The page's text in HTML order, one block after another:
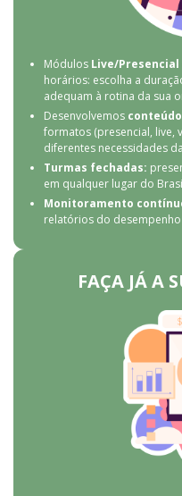
Módulos Live/Presencial
horários: escolha a
adequam à rotina da sua
Desenvolvemos
formatos (presencial, live,
diferentes necessidades
Turmas fechadas:
em qualquer lugar do
Monitoramento
relatórios do
FAÇA JÁ A